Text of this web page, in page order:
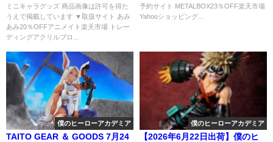
ミニキャラグッズ 商品画像は許可を得た
うえで掲載しています ▼取扱サイト あみ
あみ20％OFFアニメイト楽天市場 トレー
ディングアクリルブロ...
ドッグス 黒の時代（再販）
予約サイト METALBOX23％OFF楽天市場
Yahooショッピング...
僕のヒーローアカデミア
TAITO GEAR ＆ GOODS 7月24
僕のヒーローアカデミア
【2026年6月22日出荷】僕のヒ